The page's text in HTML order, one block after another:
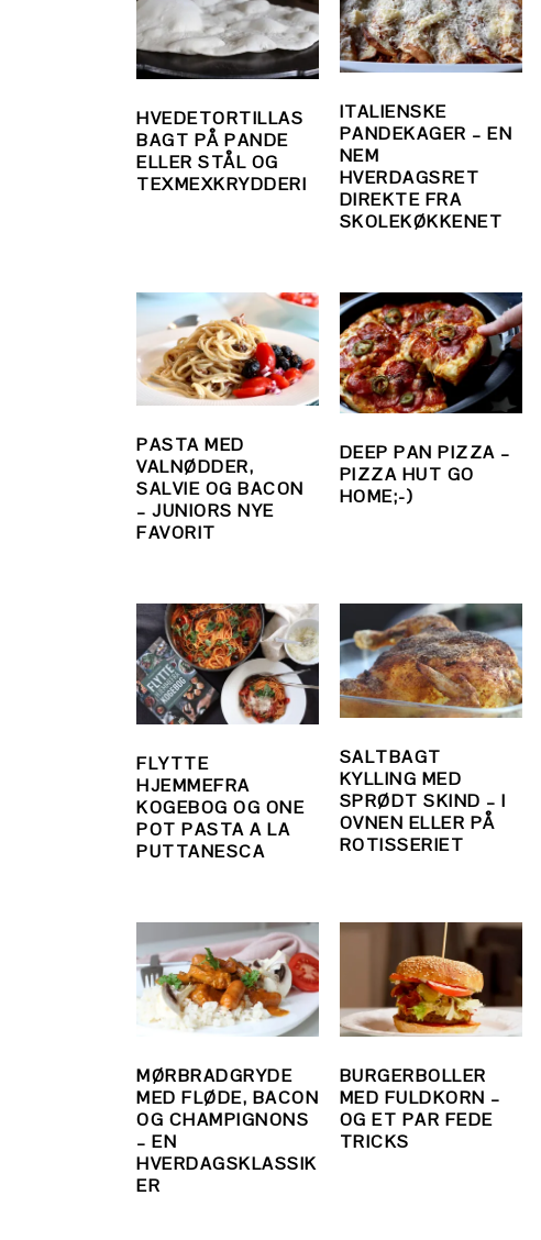
HVEDETORTILLAS
BAGT PÅ PANDE
ELLER STÅL OG
TEXMEXKRYDDERI
ITALIENSKE
PANDEKAGER – EN
NEM
HVERDAGSRET
DIREKTE FRA
SKOLEKØKKENET
PASTA MED
VALNØDDER,
SALVIE OG BACON
– JUNIORS NYE
FAVORIT
DEEP PAN PIZZA –
PIZZA HUT GO
HOME;-)
FLYTTE
HJEMMEFRA
KOGEBOG OG ONE
POT PASTA A LA
PUTTANESCA
SALTBAGT
KYLLING MED
SPRØDT SKIND – I
OVNEN ELLER PÅ
ROTISSERIET
MØRBRADGRYDE
MED FLØDE, BACON
OG CHAMPIGNONS
– EN
HVERDAGSKLASSIK
ER
BURGERBOLLER
MED FULDKORN –
OG ET PAR FEDE
TRICKS